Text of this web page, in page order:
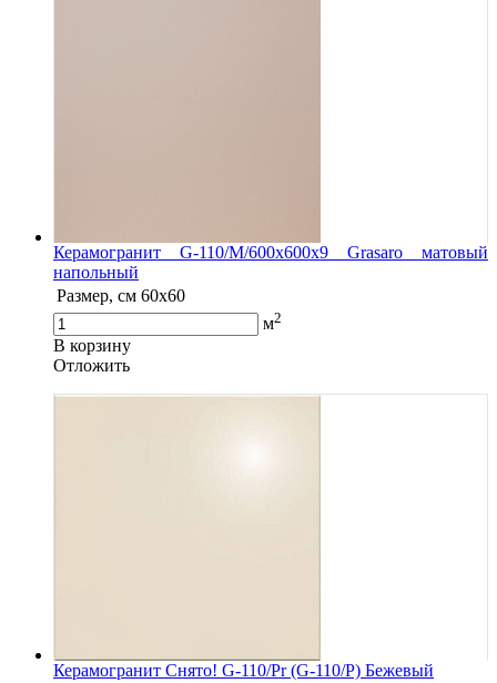
Керамогранит G-110/M/600x600x9 Grasaro матовый
напольный
Размер, см 60х60
м2
В корзину
Oтложить
Керамогранит Снято! G-110/Pr (G-110/P) Бежевый